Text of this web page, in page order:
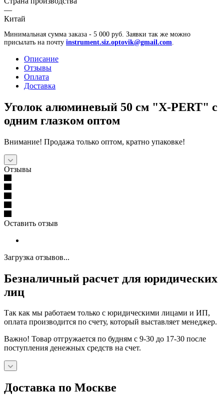
—
Китай
Минимальная сумма заказа - 5 000 руб. Заявки так же можно
присылать на почту instrument.siz.optovik@gmail.com
Описание
Отзывы
Оплата
Доставка
Уголок алюминевый 50 см "X-PERT" с
одним глазком оптом
Внимание! Продажа только оптом, кратно упаковке!
Отзывы
Оставить отзыв
Загрузка отзывов...
Безналичный расчет для юридических
лиц
Так как мы работаем только с юридическими лицами и ИП,
оплата производится по счету, который выставляет менеджер.
Важно! Товар отгружается по будням с 9-30 до 17-30 после
поступления денежных средств на счет.
Доставка по Москве